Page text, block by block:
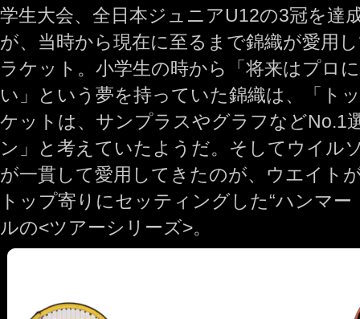
学生大会、全日本ジュニアU12の3冠を達
が、当時から現在に至るまで錦織が愛用
ラケット。小学生の時から「将来はプロ
い」という夢を持っていた錦織は、「ト
ケットは、サンプラスやグラフなどNo.1
ン」と考えていたようだ。そしてウイル
が一貫して愛用してきたのが、ウエイト
トップ寄りにセッティングした“ハンマ
ルの<ツアーシリーズ>。